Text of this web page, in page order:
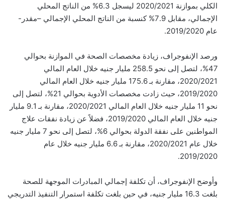
الكلي بموازنة 2020/2021 ليسجل 6.3% من الناتج المحلي
الإجمالي، مقابل 7.9% كنسبة من الناتج المحلي الإجمالي –مقدر-
عام 2019/2020.
ورصد الإنفوجراف، زيادة مخصصات الصحة في الموازنة بحوالي
47%، لتصل إلى نحو 258.5 مليار جنيه خلال العام المالي
2020/2021، مقارنة بـ 175.6 مليار جنيه خلال العام المالي
2019/2020، حيث زادت مخصصات الأدوية بحوالي 21%، لتصل إلى
نحو 11 مليار جنيه خلال العام المالي 2020/2021، مقارنة بـ 9.1 مليار
جنيه خلال العام المالي 2019/2020، فضلاً عن زيادة نفقات علاج
المواطنين على نفقة الدولة بحوالي 6%، لتصل إلى نحو 7 مليار جنيه
خلال عام 2020/2021، مقارنة بـ 6.6 مليار جنيه خلال عام
2019/2020.
وأوضح الإنفوجراف، أن تكلفة إجمالي المبادرات الموجهة للصحة
بلغت 16.3 مليار جنيه، في حين بلغت تكلفة استمرار التنفيذ التدريجي